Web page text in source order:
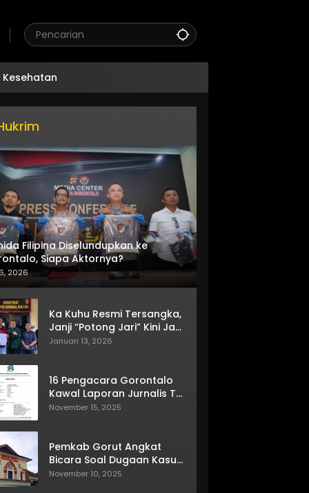
Kesehatan
Filipina Diselundupkan ke
Siapa Aktornya?
2026
Ka Kuhu Resmi Tersangka,
Janji “Potong Jari” Kini Jadi
Bumerang
Januari 13, 2026
16 Pengacara Gorontalo
Kawal Laporan Jurnalis TV
One
November 15, 2025
Pemkab Gorut Angkat
Bicara Soal Dugaan Kasus
Asusila Oknum ASN
November 10, 2025